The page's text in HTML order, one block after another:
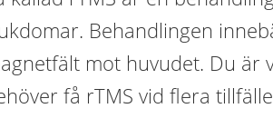
Behandlingen
mot huvudet. Du är
få rTMS vid flera